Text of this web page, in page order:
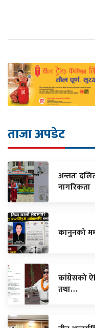
ताजा अपडेट
अन्ततः
नागरिकता
कानुनको
कांग्रेसको
तथा…